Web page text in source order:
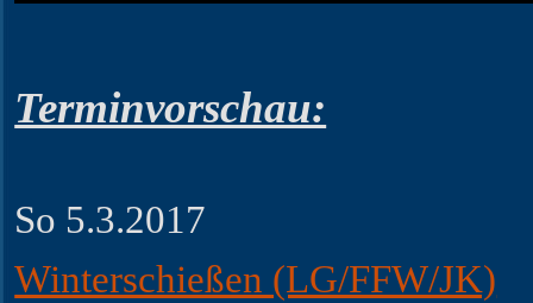
Terminvorschau:
So 5.3.2017
Winterschießen (LG/FFW/JK)